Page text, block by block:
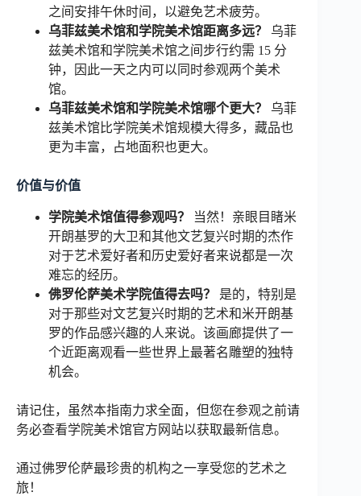
之间安排午休时间，以避免艺术疲劳。
乌菲兹美术馆和学院美术馆距离多远？
乌菲
兹美术馆和学院美术馆之间步行约需 15 分
钟，因此一天之内可以同时参观两个美术
馆。
乌菲兹美术馆和学院美术馆哪个更大？
乌菲
兹美术馆比学院美术馆规模大得多，藏品也
更为丰富，占地面积也更大。
价值与价值
学院美术馆值得参观吗？
当然！亲眼目睹米
开朗基罗的大卫和其他文艺复兴时期的杰作
对于艺术爱好者和历史爱好者来说都是一次
难忘的经历。
佛罗伦萨美术学院值得去吗？
是的，特别是
对于那些对文艺复兴时期的艺术和米开朗基
罗的作品感兴趣的人来说。该画廊提供了一
个近距离观看一些世界上最著名雕塑的独特
机会。
请记住，虽然本指南力求全面，但您在参观之前请
务必查看学院美术馆官方网站以获取最新信息。
通过佛罗伦萨最珍贵的机构之一享受您的艺术之
旅！